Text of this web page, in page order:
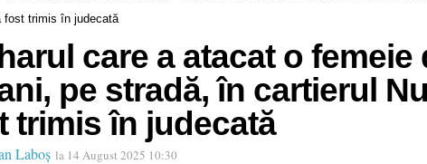
fost trimis în judecată
care a atacat o femeie
pe stradă, în cartierul
trimis în judecată
Laboș la 14 August 2025 10:30